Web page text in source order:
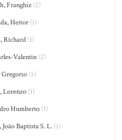
Franghiz (2)
Heitor (1)
Richard(1)
Valentin (2)
(5)
Lorenzo (1)
Humberto(1)
Baptista S. L.(1)